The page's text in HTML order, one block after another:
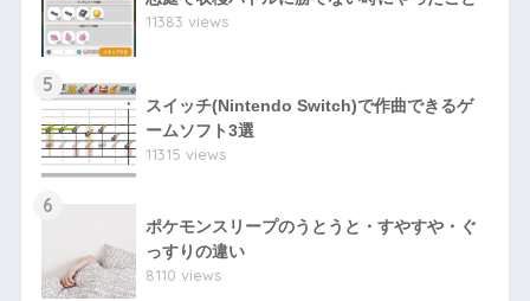
11383 views
5
スイッチ(Nintendo Switch)で作曲できるゲ
ームソフト3選
11315 views
6
ポケモンスリープのうとうと・すやすや・ぐ
っすりの違い
8110 views